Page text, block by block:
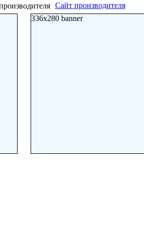
Сайт производителя
336x280 banner